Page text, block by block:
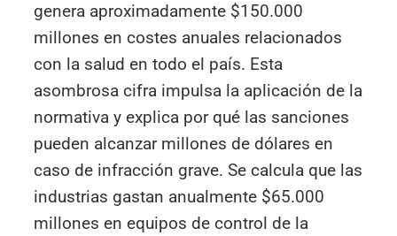
genera aproximadamente $150.000
millones en costes anuales relacionados
con la salud en todo el país. Esta
asombrosa cifra impulsa la aplicación de la
normativa y explica por qué las sanciones
pueden alcanzar millones de dólares en
caso de infracción grave. Se calcula que las
industrias gastan anualmente $65.000
millones en equipos de control de la